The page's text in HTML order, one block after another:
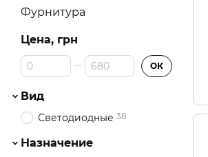
Фурнитура
Цена, грн
От Цена, грн
До Цена, грн ОК
Вид
Светодиодные 38
Назначение